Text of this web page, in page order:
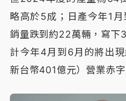
略高於5成；日產今年1
銷量跌到約22萬輛，寫下
計今年4月到6月的將出
新台幣401億元）營業赤字